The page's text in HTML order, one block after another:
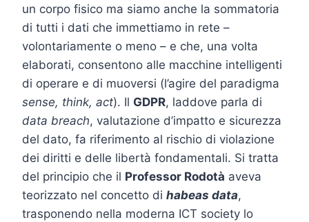
un corpo fisico ma siamo anche la sommatoria
di tutti i dati che immettiamo in rete –
volontariamente o meno – e che, una volta
elaborati, consentono alle macchine intelligenti
di operare e di muoversi (l’agire del paradigma
sense, think, act). Il GDPR, laddove parla di
data breach, valutazione d’impatto e sicurezza
del dato, fa riferimento al rischio di violazione
dei diritti e delle libertà fondamentali. Si tratta
del principio che il Professor Rodotà aveva
teorizzato nel concetto di habeas data,
trasponendo nella moderna ICT society lo